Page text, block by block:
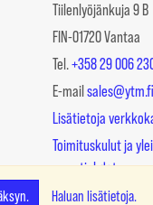
Tiilenlyöjänkuja 9 B
FIN-01720 Vantaa
Tel.+358 29 006
E-mail sales@ytm.fi
Lisätietoja
Toimituskulut ja
myyntiehdot
Tietosuojaseloste
Haluan lisätietoja.